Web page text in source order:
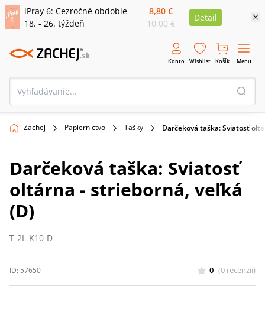
iPray 6: Cezročné obdobie
18. - 26. týždeň
8,80 €
10,00 €
Detail
Konto Wishlist Košík Menu
Zachej Papiernictvo Tašky ​Darčeková taška: Sviatosť
​Darčeková taška: Sviatosť
oltárna - strieborná, veľká
(D)
T-2L-K10-D
ID: 57650 0 (0 recenzií)